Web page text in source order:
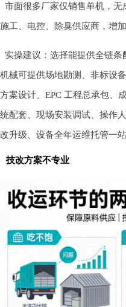
市面很多厂家仅销售单机，
施工、电控、除臭供应商，增
实操建议：选择能提供全链
机械可提供场地勘测、非标设
方案设计、EPC 工程总承包、
统配套、现场安装调试、操作
改升级、设备全年运维托管一站
技改方案不专业